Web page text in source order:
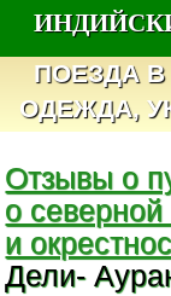
ПОЕЗДА
ОДЕЖДА,
Отзывы о
о
и
Дели-